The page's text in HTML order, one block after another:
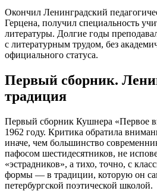
Окончил Ленинградский
Герцена, получил специальность
литературы. Долгие годы
с литературным трудом, без
официального статуса.
Первый сборник.
традиция
Первый сборник Кушнера «Первое
1962 году. Критика обратила
иначе, чем большинство
пафосом шестидесятников, не
«эстрадников», а тихо, точно, с
формы — в традиции, которую он
петербургской поэтической школой.